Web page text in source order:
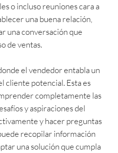
o incluso reuniones cara a
una buena relación,
una conversación que
de ventas.
el vendedor entabla un
cliente potencial. Esta es
completamente las
y aspiraciones del
y hacer preguntas
recopilar información
una solución que cumpla